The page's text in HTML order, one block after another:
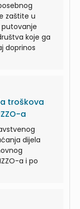
zaštite u
putovanje
koje ga
doprinos
troškova
a
dijela
a i po